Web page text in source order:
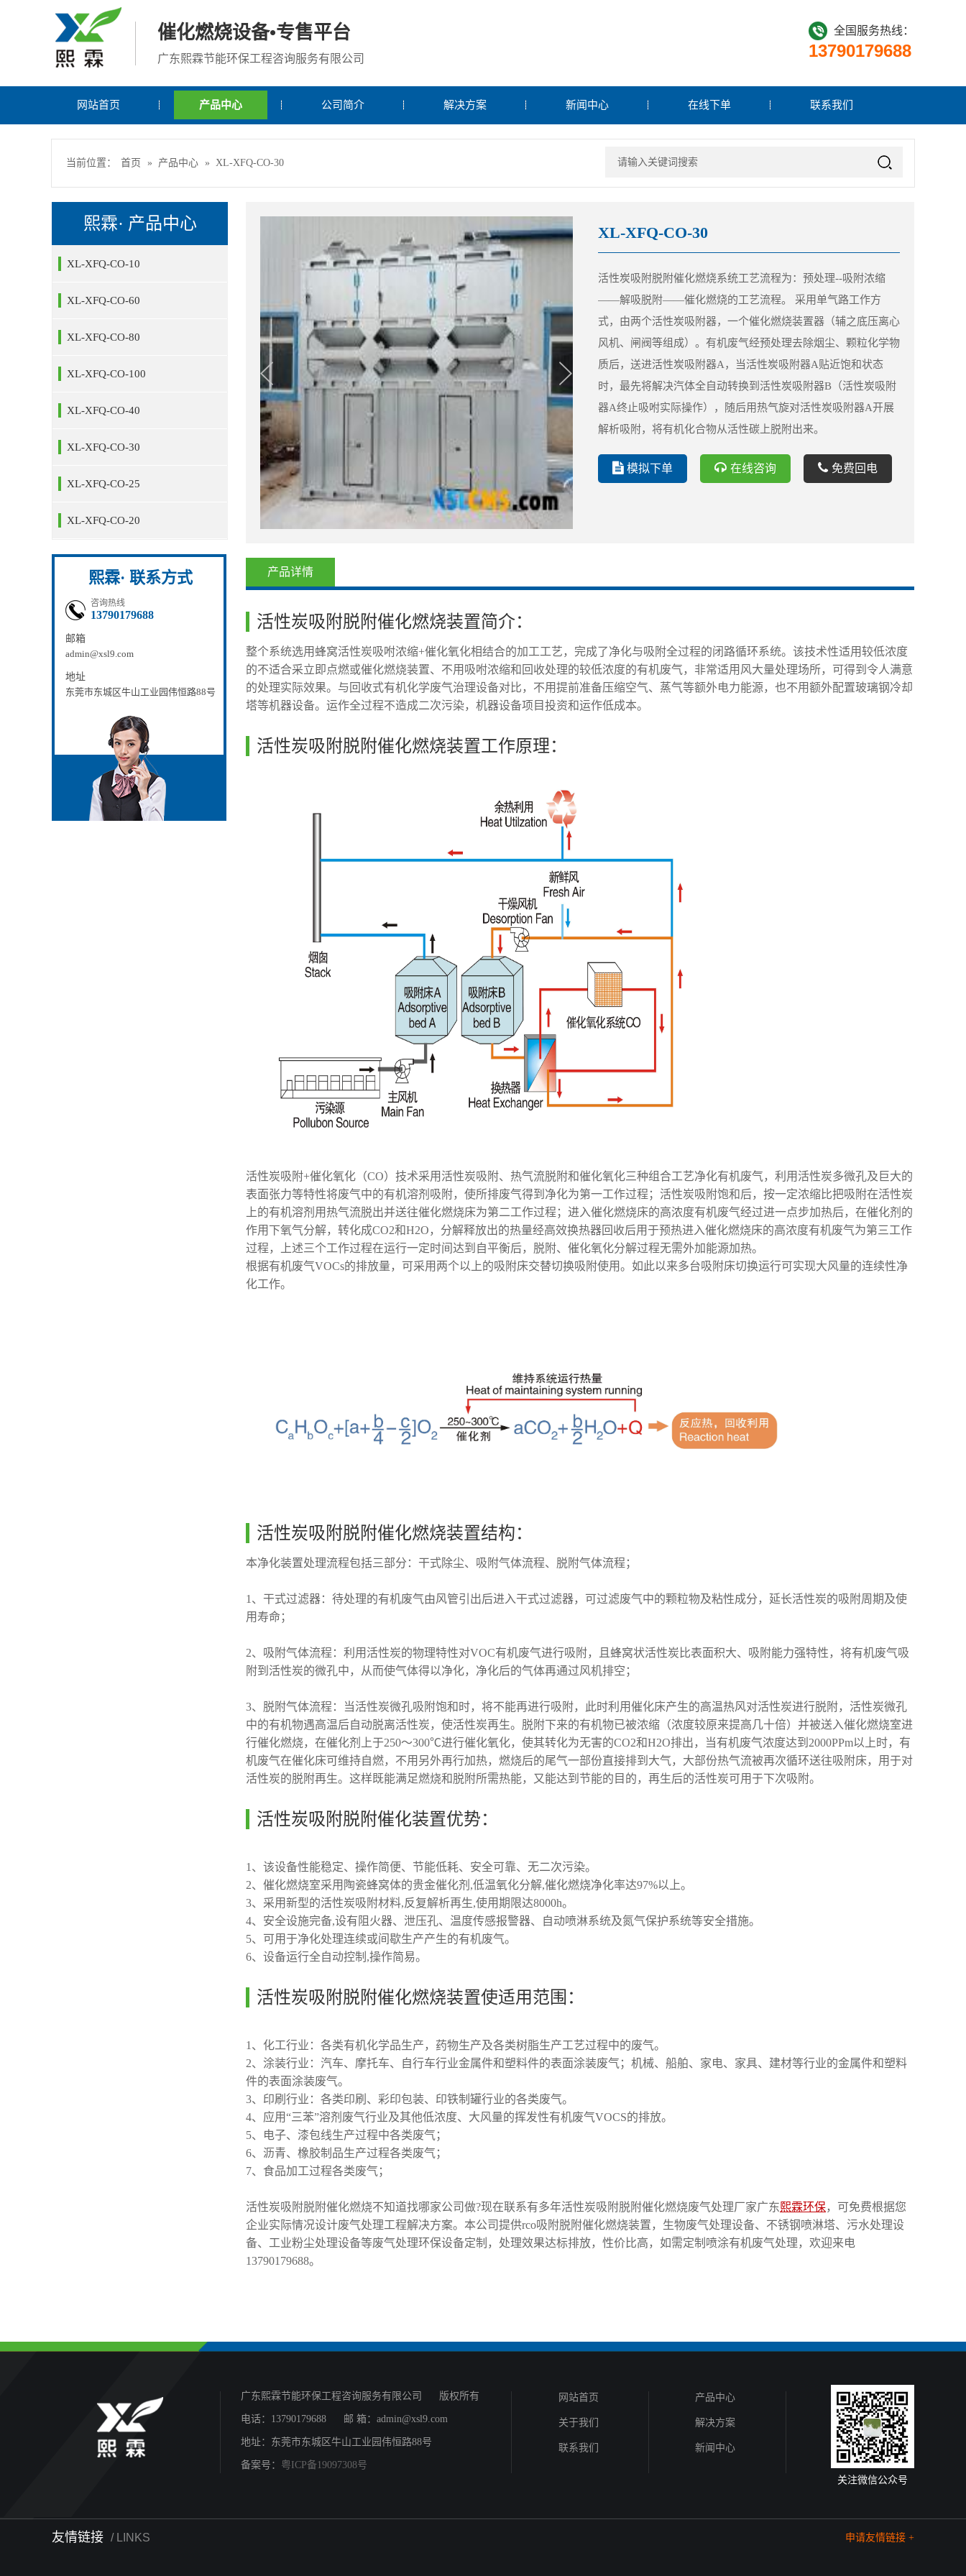
催化燃烧设备•专售平台
广东熙霖节能环保工程咨询服务有限公司
全国服务热线：
13790179688
网站首页 产品中心 公司简介 解决方案 新闻中心 在线下单 联系我们
当前位置： 首页 » 产品中心 » XL-XFQ-CO-30
XL-XFQ-CO-30
活性炭吸附脱附催化燃烧系统工艺流程为：预处理--吸附浓缩
——解吸脱附——催化燃烧的工艺流程。 采用单气路工作方
式，由两个活性炭吸附器，一个催化燃烧装置器（辅之底压离心
风机、闸阀等组成）。有机废气经预处理去除烟尘、颗粒化学物
质后，送进活性炭吸附器A，当活性炭吸附器A贴近饱和状态
时，最先将解决汽体全自动转换到活性炭吸附器B（活性炭吸附
器A终止吸咐实际操作），随后用热气旋对活性炭吸附器A开展
解析吸附，将有机化合物从活性碳上脱附出来。
模拟下单 在线咨询 免费回电
产品详情
活性炭吸附脱附催化燃烧装置简介：
整个系统选用蜂窝活性炭吸咐浓缩+催化氧化相结合的加工工艺，完成了净化与吸附全过程的闭路循环系统。该技术性适用较低浓度
的不适合采立即点燃或催化燃烧装置、不用吸咐浓缩和回收处理的较低浓度的有机废气，非常适用风大量处理场所，可得到令人满意
的处理实际效果。与回收式有机化学废气治理设备对比，不用提前准备压缩空气、蒸气等额外电力能源，也不用额外配置玻璃钢冷却
塔等机器设备。运作全过程不造成二次污染，机器设备项目投资和运作低成本。
活性炭吸附脱附催化燃烧装置工作原理：
活性炭吸附+催化氧化（CO）技术采用活性炭吸附、热气流脱附和催化氧化三种组合工艺净化有机废气，利用活性炭多微孔及巨大的
表面张力等特性将废气中的有机溶剂吸附，使所排废气得到净化为第一工作过程；活性炭吸附饱和后，按一定浓缩比把吸附在活性炭
上的有机溶剂用热气流脱出并送往催化燃烧床为第二工作过程；进入催化燃烧床的高浓度有机废气经过进一点步加热后，在催化剂的
作用下氧气分解，转化成CO2和H2O，分解释放出的热量经高效换热器回收后用于预热进入催化燃烧床的高浓度有机废气为第三工作
过程，上述三个工作过程在运行一定时间达到自平衡后，脱附、催化氧化分解过程无需外加能源加热。
根据有机废气VOCs的排放量，可采用两个以上的吸附床交替切换吸附使用。如此以来多台吸附床切换运行可实现大风量的连续性净
化工作。
活性炭吸附脱附催化燃烧装置结构：
本净化装置处理流程包括三部分：干式除尘、吸附气体流程、脱附气体流程；
1、干式过滤器：待处理的有机废气由风管引出后进入干式过滤器，可过滤废气中的颗粒物及粘性成分，延长活性炭的吸附周期及使
用寿命；
2、吸附气体流程：利用活性炭的物理特性对VOC有机废气进行吸附，且蜂窝状活性炭比表面积大、吸附能力强特性，将有机废气吸
附到活性炭的微孔中，从而使气体得以净化，净化后的气体再通过风机排空；
3、脱附气体流程：当活性炭微孔吸附饱和时，将不能再进行吸附，此时利用催化床产生的高温热风对活性炭进行脱附，活性炭微孔
中的有机物遇高温后自动脱离活性炭，使活性炭再生。脱附下来的有机物已被浓缩（浓度较原来提高几十倍）并被送入催化燃烧室进
行催化燃烧，在催化剂上于250～300℃进行催化氧化，使其转化为无害的CO2和H2O排出，当有机废气浓度达到2000PPm以上时，有
机废气在催化床可维持自燃，不用另外再行加热，燃烧后的尾气一部份直接排到大气，大部份热气流被再次循环送往吸附床，用于对
活性炭的脱附再生。这样既能满足燃烧和脱附所需热能，又能达到节能的目的，再生后的活性炭可用于下次吸附。
活性炭吸附脱附催化装置优势：
1、该设备性能稳定、操作简便、节能低耗、安全可靠、无二次污染。
2、催化燃烧室采用陶瓷蜂窝体的贵金催化剂,低温氧化分解,催化燃烧净化率达97%以上。
3、采用新型的活性炭吸附材料,反复解析再生,使用期限达8000h。
4、安全设施完备,设有阻火器、泄压孔、温度传感报警器、自动喷淋系统及氮气保护系统等安全措施。
5、可用于净化处理连续或间歇生产产生的有机废气。
6、设备运行全自动控制,操作简易。
活性炭吸附脱附催化燃烧装置使适用范围：
1、化工行业：各类有机化学品生产，药物生产及各类树脂生产工艺过程中的废气。
2、涂装行业：汽车、摩托车、自行车行业金属件和塑料件的表面涂装废气；机械、船舶、家电、家具、建材等行业的金属件和塑料
件的表面涂装废气。
3、印刷行业：各类印刷、彩印包装、印铁制罐行业的各类废气。
4、应用“三苯”溶剂废气行业及其他低浓度、大风量的挥发性有机废气VOCS的排放。
5、电子、漆包线生产过程中各类废气；
6、沥青、橡胶制品生产过程各类废气；
7、食品加工过程各类废气；
活性炭吸附脱附催化燃烧不知道找哪家公司做?现在联系有多年活性炭吸附脱附催化燃烧废气处理厂家广东熙霖环保，可免费根据您
企业实际情况设计废气处理工程解决方案。本公司提供rco吸附脱附催化燃烧装置，生物废气处理设备、不锈钢喷淋塔、污水处理设
备、工业粉尘处理设备等废气处理环保设备定制，处理效果达标排放，性价比高，如需定制喷涂有机废气处理，欢迎来电
13790179688。
熙霖· 产品中心
XL-XFQ-CO-10
XL-XFQ-CO-60
XL-XFQ-CO-80
XL-XFQ-CO-100
XL-XFQ-CO-40
XL-XFQ-CO-30
XL-XFQ-CO-25
XL-XFQ-CO-20
熙霖· 联系方式
咨询热线
13790179688
邮箱
admin@xsl9.com
地址
东莞市东城区牛山工业园伟恒路88号
广东熙霖节能环保工程咨询服务有限公司 版权所有
电话：13790179688 邮 箱：admin@xsl9.com
地址：东莞市东城区牛山工业园伟恒路88号
备案号： 粤ICP备19097308号
网站首页
关于我们
联系我们
产品中心
解决方案
新闻中心
关注微信公众号
申请友情链接 +
友情链接 / LINKS